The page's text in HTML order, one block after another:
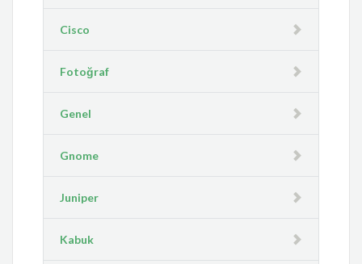
Cisco
Fotoğraf
Genel
Gnome
Juniper
Kabuk